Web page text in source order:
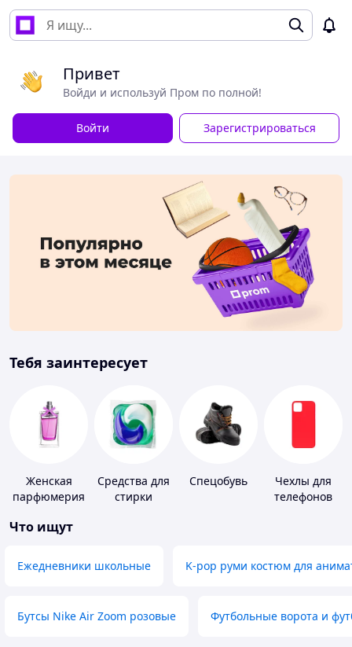
Привет
Войди и используй Пром по полной!
Войти Зарегистрироваться
Тебя заинтересует
Женская
парфюмерия
Средства для
стирки
Спецобувь
Чехлы для
телефонов
Что ищут
Ежедневники школьные K-pop руми костюм для
Бутсы Nike Air Zoom розовые Футбольные ворота и